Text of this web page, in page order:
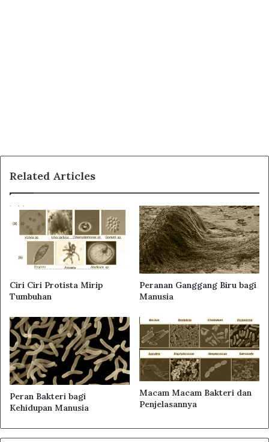
Related Articles
Ciri Ciri Protista Mirip
Tumbuhan
Peranan Ganggang Biru bagi
Manusia
Peran Bakteri bagi
Kehidupan Manusia
Macam Macam Bakteri dan
Penjelasannya